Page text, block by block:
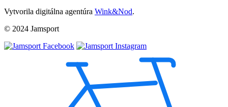
Vytvorila digitálna agentúra Wink&Nod.
© 2024 Jamsport